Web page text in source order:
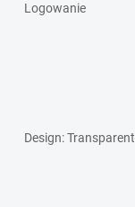
Logowanie
Design: Transparent